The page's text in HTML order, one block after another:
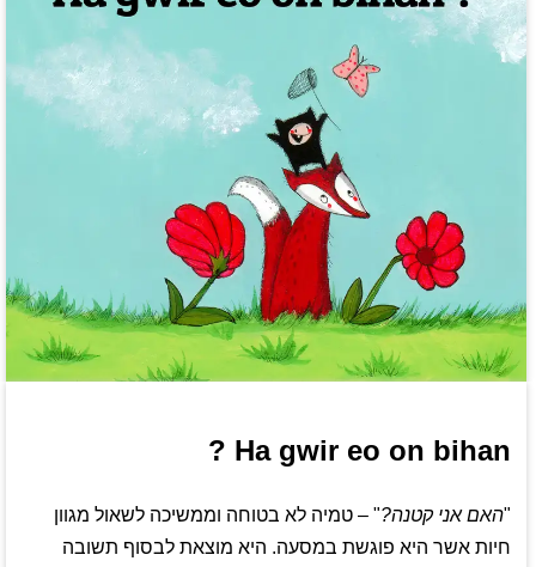
Ha gwir eo on bihan ?
"האם אני קטנה?" – טמיה לא בטוחה וממשיכה לשאול מגוון
חיות אשר היא פוגשת במסעה. היא מוצאת לבסוף תשובה